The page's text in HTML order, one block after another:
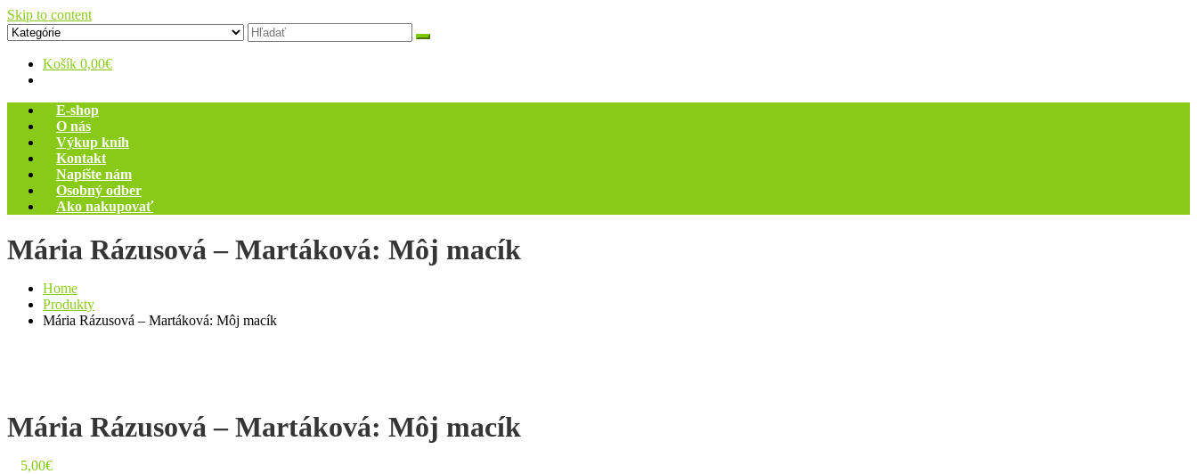
Skip to content
Zelený dom
Antikvariát
Košík 0,00€
E-shop
O nás
Výkup kníh
Kontakt
Napíšte nám
Osobný odber
Ako nakupovať
Mária Rázusová – Martáková: Môj macík
Home
Produkty
Mária Rázusová – Martáková: Môj macík
Mária Rázusová – Martáková: Môj macík
5,00€